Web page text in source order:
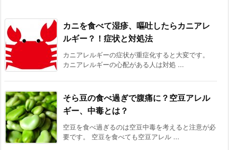
カニを食べて湿疹、嘔吐したらカニアレ
ルギー？！症状と対処法
カニアレルギーの症状が重症化すると大変です。
カニアレルギーの心配がある人は対処 ...
そら豆の食べ過ぎで腹痛に？空豆アレル
ギー、中毒とは？
空豆を食べ過ぎるのは空豆中毒を考えると注意が必
要です。 空豆を食べても空豆アレル ...